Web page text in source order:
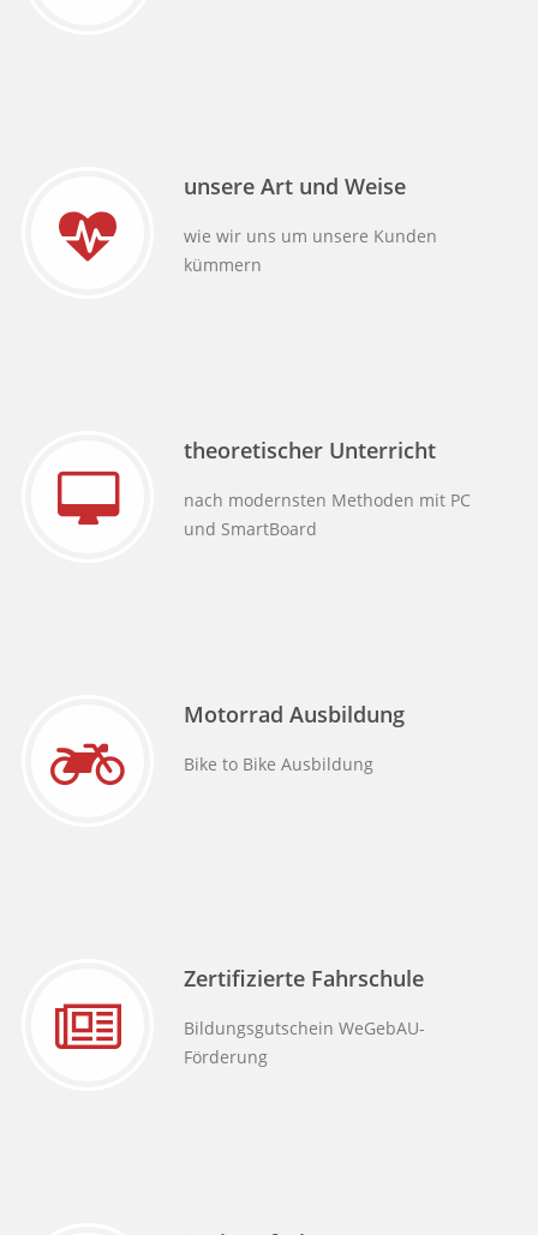
unsere Art und Weise
wie wir uns um unsere Kunden
kümmern
theoretischer Unterricht
nach modernsten Methoden mit PC
und SmartBoard
Motorrad Ausbildung
Bike to Bike Ausbildung
Zertifizierte Fahrschule
Bildungsgutschein WeGebAU-
Förderung